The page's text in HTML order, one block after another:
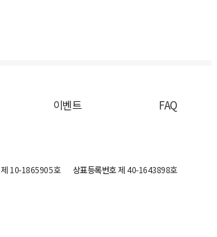
이벤트 FAQ
제 10-1865905호 상표등록번호제 40-1643898호